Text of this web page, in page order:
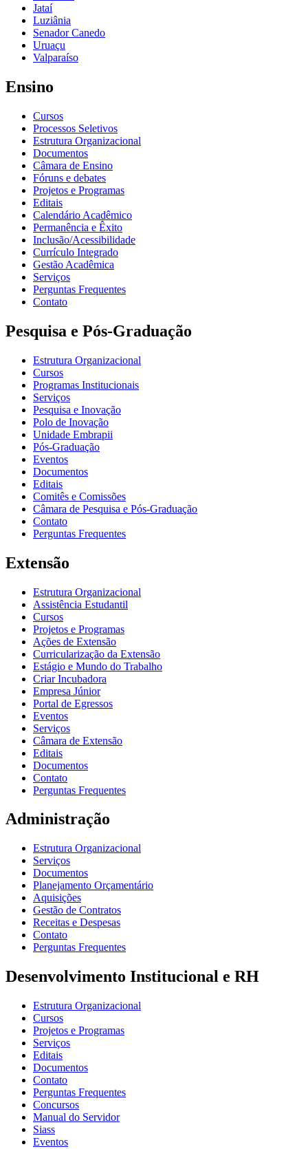
Jataí
Luziânia
Senador Canedo
Uruaçu
Valparaíso
Ensino
Cursos
Processos Seletivos
Estrutura Organizacional
Documentos
Câmara de Ensino
Fóruns e debates
Projetos e Programas
Editais
Calendário Acadêmico
Permanência e Êxito
Inclusão/Acessibilidade
Currículo Integrado
Gestão Acadêmica
Serviços
Perguntas Frequentes
Contato
Pesquisa e Pós-Graduação
Estrutura Organizacional
Cursos
Programas Institucionais
Serviços
Pesquisa e Inovação
Polo de Inovação
Unidade Embrapii
Pós-Graduação
Eventos
Documentos
Editais
Comitês e Comissões
Câmara de Pesquisa e Pós-Graduação
Contato
Perguntas Frequentes
Extensão
Estrutura Organizacional
Assistência Estudantil
Cursos
Projetos e Programas
Ações de Extensão
Curricularização da Extensão
Estágio e Mundo do Trabalho
Criar Incubadora
Empresa Júnior
Portal de Egressos
Eventos
Serviços
Câmara de Extensão
Editais
Documentos
Contato
Perguntas Frequentes
Administração
Estrutura Organizacional
Serviços
Documentos
Planejamento Orçamentário
Aquisições
Gestão de Contratos
Receitas e Despesas
Contato
Perguntas Frequentes
Desenvolvimento Institucional e RH
Estrutura Organizacional
Cursos
Projetos e Programas
Serviços
Editais
Documentos
Contato
Perguntas Frequentes
Concursos
Manual do Servidor
Siass
Eventos